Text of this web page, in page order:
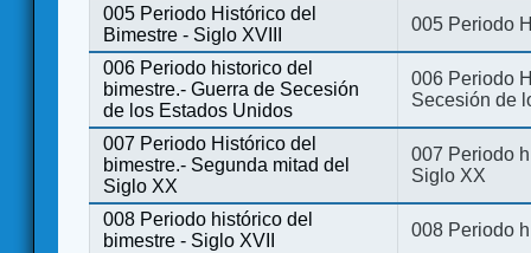
005 Periodo Histórico del
Bimestre - Siglo XVIII
005 Periodo
006 Periodo historico del
bimestre.- Guerra de Secesión
de los Estados Unidos
006 Periodo
Secesión de
007 Periodo Histórico del
bimestre.- Segunda mitad del
Siglo XX
007 Periodo
Siglo XX
008 Periodo histórico del
bimestre - Siglo XVII
008 Periodo